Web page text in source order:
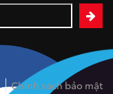
Chính sách bảo mật